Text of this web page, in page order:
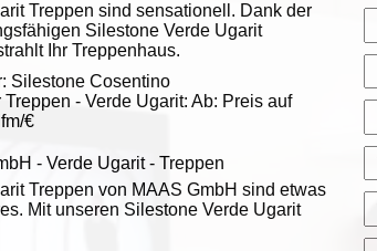
Treppen sind sensationell. Dank der
Silestone Verde Ugarit
Ihr Treppenhaus.
Silestone Cosentino
Treppen - Verde Ugarit: Ab: Preis auf
lfm/€
- Verde Ugarit - Treppen
Treppen von MAAS GmbH sind etwas
Mit unseren Silestone Verde Ugarit